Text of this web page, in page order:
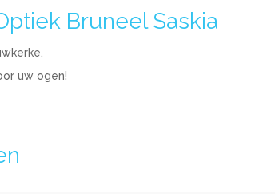
Bruneel Saskia
uw ogen!